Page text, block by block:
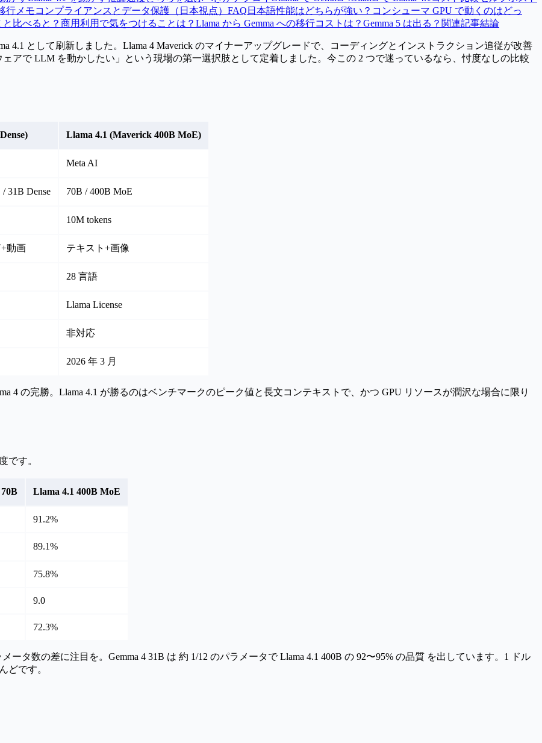
行メモコンプライアンスとデータ保護（日本視点） FAQ 日本語性能はどちらが強い？ コンシューマ GPU で動くのはどっ
と比べると？ 商用利用で気をつけることは？ Llama から Gemma への移行コストは？ Gemma 5 は出る？ 関連記事結論
4.1 として刷新しました。Llama 4 Maverick のマイナーアップグレードで、コーディングとインストラクション追従が改善
アで LLM を動かしたい」という現場の第一選択肢として定着しました。今この 2 つで迷っているなら、忖度なしの比較
Llama 4.1 (Maverick 400B MoE)
Meta AI
31B Dense 70B / 400B MoE
10M tokens
動画 テキスト+画像
28 言語
Llama License
非対応
2026 年 3 月
4 の完勝。Llama 4.1 が勝るのはベンチマークのピーク値と長文コンテキストで、かつ GPU リソースが潤沢な場合に限り
です。
Llama 4.1 400B MoE
91.2%
89.1%
75.8%
9.0
72.3%
ータ数の差に注目を。Gemma 4 31B は 約 1/12 のパラメータで Llama 4.1 400B の 92〜95% の品質 を出しています。1 ドル
どです。